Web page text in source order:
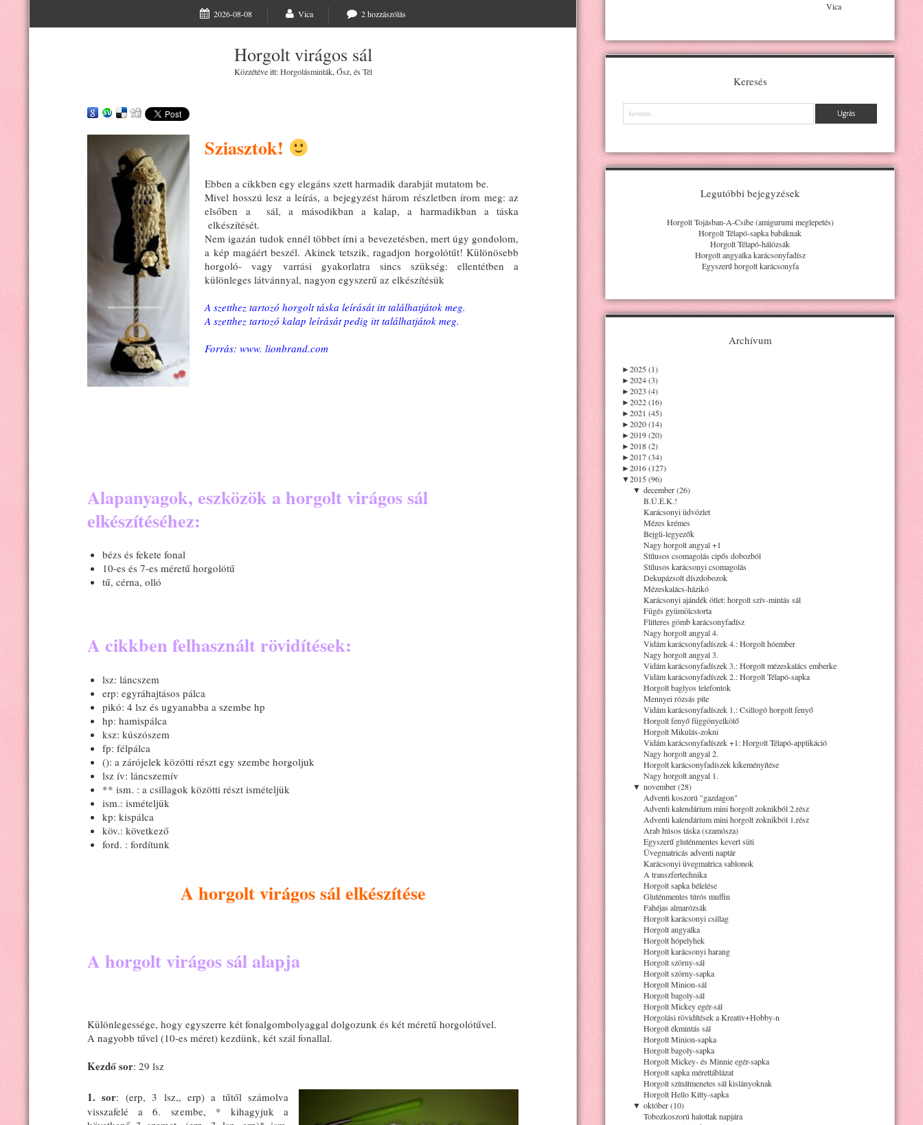
2026-08-08 Vica 2 hozzászólás
Horgolt virágos sál
Közzétéve itt:Horgolásminták,Ősz, ésTél
Sziasztok!
Ebben a cikkben egy elegáns szett harmadik darabját mutatom be.
Mivel hosszú lesz a leírás, a bejegyzést három részletben írom meg: az
elsőben a sál, a másodikban a kalap, a harmadikban a táska
elkészítését.
Nem igazán tudok ennél többet írni a bevezetésben, mert úgy gondolom,
a kép magáért beszél. Akinek tetszik, ragadjon horgolótűt! Különösebb
horgoló- vagy varrási gyakorlatra sincs szükség: ellentétben a
különleges látvánnyal, nagyon egyszerű az elkészítésük
A szetthez tartozó horgolt táska leírását itt találhatjátok meg.
A szetthez tartozó kalap leírását pedig itt találhatjátok meg.
Forrás: www. lionbrand.com
Alapanyagok, eszközök a horgolt virágos sál
elkészítéséhez:
bézs és fekete fonal
10-es és 7-es méretű horgolótű
tű, cérna, olló
A cikkben felhasznált rövidítések:
lsz: láncszem
erp: egyráhajtásos pálca
pikó: 4 lsz és ugyanabba a szembe hp
hp: hamispálca
ksz: kúszószem
fp: félpálca
(): a zárójelek közötti részt egy szembe horgoljuk
lsz ív: láncszemív
** ism. : a csillagok közötti részt ismételjük
ism.: ismételjük
kp: kispálca
köv.: következő
ford. : fordítunk
A horgolt virágos sál elkészítése
A horgolt virágos sál alapja
Különlegessége, hogy egyszerre két fonalgombolyaggal dolgozunk és két méretű horgolótűvel.
A nagyobb tűvel (10-es méret) kezdünk, két szál fonallal.
Kezdő sor: 29 lsz
1. sor: (erp, 3 lsz,, erp) a tűtől számolva
visszafelé a 6. szembe, * kihagyjuk a
Vica
Keresés
Keresés
Legutóbbi bejegyzések
Horgolt Tojásban-A-Csibe (amigurumi meglepetés)
Horgolt Télapó-sapka babáknak
Horgolt Télapó-hálózsák
Horgolt angyalka karácsonyfadísz
Egyszerű horgolt karácsonyfa
Archívum
►2025 (1)
►2024 (3)
►2023 (4)
►2022 (16)
►2021 (45)
►2020 (14)
►2019 (20)
►2018 (2)
►2017 (34)
►2016 (127)
▼2015 (96)
▼ december (26)
B.Ú.É.K.!
Karácsonyi üdvözlet
Mézes krémes
Bejgli-legyezők
Nagy horgolt angyal +1
Stílusos csomagolás cipős dobozból
Stílusos karácsonyi csomagolás
Dekupázsolt díszdobozok
Mézeskalács-házikó
Karácsonyi ajándék ötlet: horgolt szív-mintás sál
Fügés gyümölcstorta
Flitteres gömb karácsonyfadísz
Nagy horgolt angyal 4.
Vidám karácsonyfadíszek 4.: Horgolt hóember
Nagy horgolt angyal 3.
Vidám karácsonyfadíszek 3.: Horgolt mézeskalács emberke
Vidám karácsonyfadíszek 2.: Horgolt Télapó-sapka
Horgolt baglyos telefontok
Mennyei rózsás pite
Vidám karácsonyfadíszek 1.: Csillogó horgolt fenyő
Horgolt fenyő függönyelkötő
Horgolt Mikulás-zokni
Vidám karácsonyfadíszek +1: Horgolt Télapó-applikáció
Nagy horgolt angyal 2.
Horgolt karácsonyfadíszek kikeményítése
Nagy horgolt angyal 1.
▼ november (28)
Adventi koszorú "gazdagon"
Adventi kalendárium mini horgolt zoknikból 2.rész
Adventi kalendárium mini horgolt zoknikból 1.rész
Arab húsos táska (szamósza)
Egyszerű gluténmentes kevert süti
Üvegmatricás adventi naptár
Karácsonyi üvegmatrica sablonok
A transzfertechnika
Horgolt sapka bélelése
Gluténmentes túrós muffin
Fahéjas almarózsák
Horgolt karácsonyi csillag
Horgolt angyalka
Horgolt hópelyhek
Horgolt karácsonyi harang
Horgolt szörny-sál
Horgolt szörny-sapka
Horgolt Minion-sál
Horgolt bagoly-sál
Horgolt Mickey egér-sál
Horgolási rövidítések a Kreatív+Hobby-n
Horgolt ékmintás sál
Horgolt Minion-sapka
Horgolt bagoly-sapka
Horgolt Mickey- és Minnie egér-sapka
Horgolt sapka mérettáblázat
Horgolt színátmenetes sál kislányoknak
Horgolt Hello Kitty-sapka
▼ október (10)
Tobozkoszorú halottak napjára